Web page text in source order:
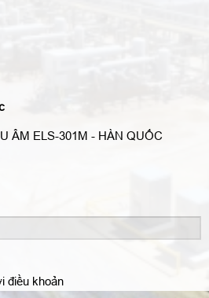
ÂM ELS-301M - HÀN QUỐC
điều khoản